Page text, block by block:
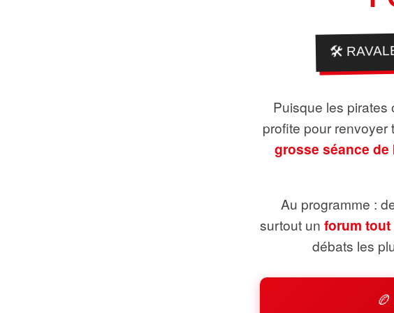
🛠️
Puisque les pirates
profite pour renvoyer
grosse séance de
Au programme :
surtout un forum
débats les